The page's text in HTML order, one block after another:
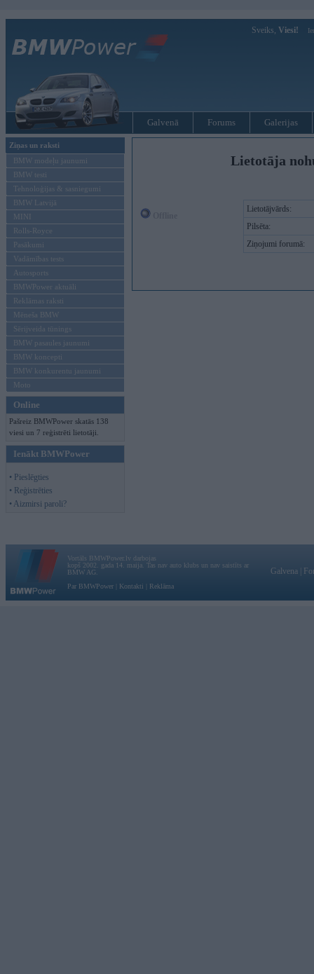
Sveiks, Viesi!
Galvenā Forums Galerijas
Ziņas un raksti
BMW modeļu jaunumi
BMW testi
Tehnoloģijas & sasniegumi
BMW Latvijā
MINI
Rolls-Royce
Pasākumi
Vadāmības tests
Autosports
BMWPower aktuāli
Reklāmas raksti
Mēneša BMW
Sērijveida tūnings
BMW pasaules jaunumi
BMW koncepti
BMW konkurentu jaunumi
Moto
Online
Pašreiz BMWPower skatās 138
viesi un 7 reģistrēti lietotāji.
Ienākt BMWPower
• Pieslēgties
• Reģistrēties
• Aizmirsi paroli?
Lietotāja
Lietotājvārds:
Pilsēta:
Ziņojumi forumā:
Vortāls BMWPower.lv darbojas
kopš 2002. gada 14. maija. Tas nav auto klubs un nav saistīts ar
BMW AG.
Par BMWPower
Kontakti Reklāma
Galvena